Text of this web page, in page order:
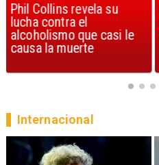
Phil Collins revela su
lucha contra el
alcoholismo que casi le
causa la muerte
Internacional